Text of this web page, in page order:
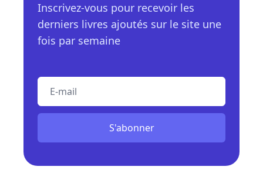
Inscrivez-vous pour recevoir les
derniers livres ajoutés sur le site une
fois par semaine
E-mail
S'abonner